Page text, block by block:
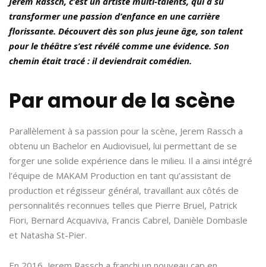
transformer une passion d’enfance en une carrière
florissante. Découvert dès son plus jeune âge, son talent
pour le théâtre s’est révélé comme une évidence. Son
chemin était tracé : il deviendrait comédien.
Par amour de la scène
Parallèlement à sa passion pour la scène, Jerem Rassch a
obtenu un Bachelor en Audiovisuel, lui permettant de se
forger une solide expérience dans le milieu. Il a ainsi intégré
l’équipe de MAKAM Production en tant qu’assistant de
production et régisseur général, travaillant aux côtés de
personnalités reconnues telles que Pierre Bruel, Patrick
Fiori, Bernard Acquaviva, Francis Cabrel, Danièle Dombasle
et Natasha St-Pier.